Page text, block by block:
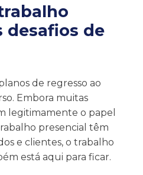
desafios de
de regresso ao
Embora muitas
legitimamente o papel
presencial têm
e clientes, o trabalho
está aqui para ficar.